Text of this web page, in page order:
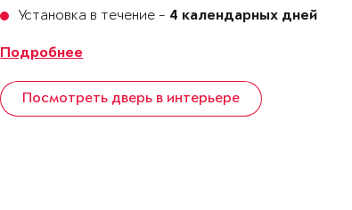
Установка в течение - 4 календарных дней
Подробнее
Посмотреть дверь в интерьере